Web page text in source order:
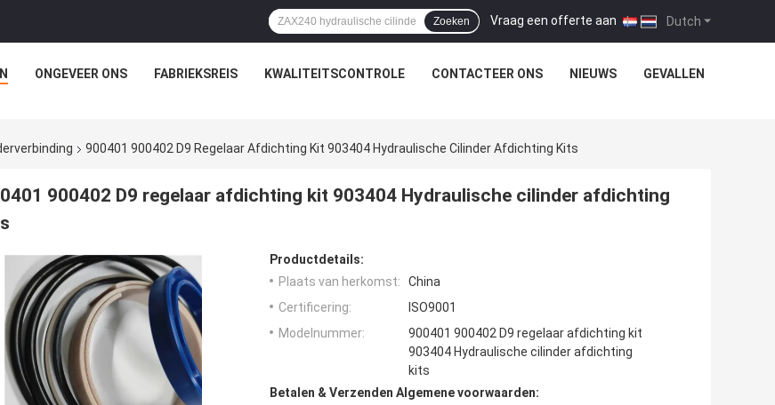
Dutch
Vraag een offerte aan |
Zoeken
ONGEVEER ONS FABRIEKSREIS KWALITEITSCONTROLE CONTACTEER ONS NIEUWS GEVALLEN
900401 900402 D9 Regelaar Afdichting Kit 903404 Hydraulische Cilinder Afdichting Kits
900402 D9 regelaar afdichting kit 903404 Hydraulische cilinder afdichting
Productdetails:
Plaats van herkomst:
China
Certificering:
ISO9001
Modelnummer:
900401 900402 D9 regelaar afdichting kit
903404 Hydraulische cilinder afdichting
kits
Betalen & Verzenden Algemene voorwaarden: